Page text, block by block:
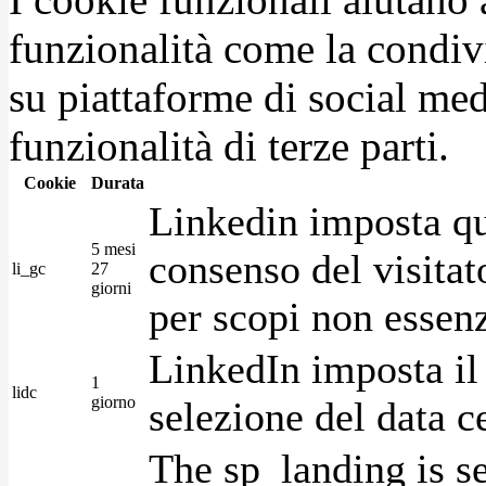
funzionalità come la
su piattaforme di social
funzionalità di terze parti.
Cookie Durata
li_gc
5 mesi
27
giorni
Linkedin imposta
consenso del
per scopi non
lidc
1
giorno
LinkedIn imposta
selezione del data
The sp_landing is